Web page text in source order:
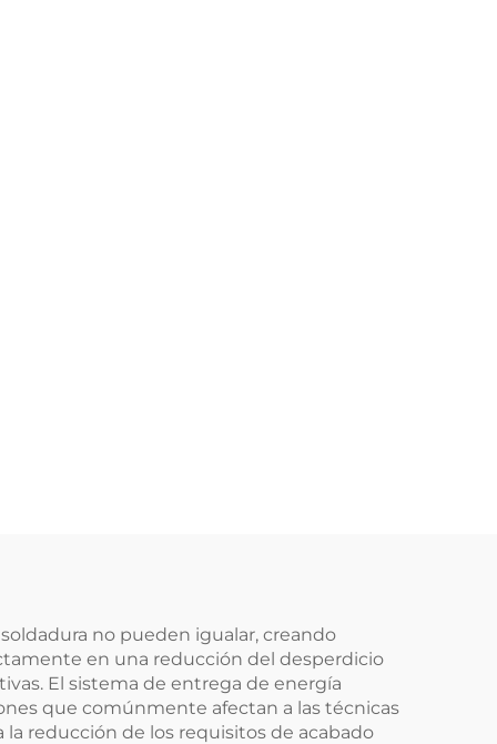
no pueden igualar, creando
en una reducción del desperdicio
El sistema de entrega de energía
que comúnmente afectan a las técnicas
reducción de los requisitos de acabado